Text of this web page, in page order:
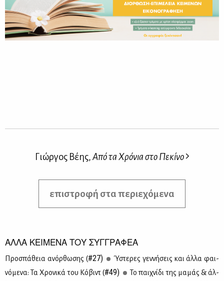
Γιώργος Βέης,Από τα Χρόνια στο Πεκίνο
επιστροφή στα περιεχόμενα
ΑΛΛΑ ΚΕΙΜΕΝΑ ΤΟΥ ΣΥΓΓΡΑΦΕΑ
Προ­σπά­θεια ανόρ­θω­σης (#27)
Ύστε­ρες γεν­νή­σεις και άλ­λα φαι­
νό­με­να: Τα Χρο­νι­κά του Κό­βιντ (#49)
Το παι­χνί­δι της μα­μάς & άλ­